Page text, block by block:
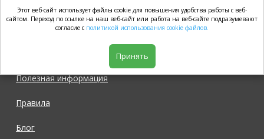
market.com
Полезная информация
Правила
Блог
Этот веб-сайт использует файлы cookie для повышения удобства работы с веб-
сайтом. Переход по ссылке на наш веб-сайт или работа на веб-сайте подразумевают
согласие с политикой использования cookie файлов.
Принять